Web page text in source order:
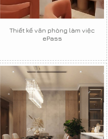
Thiết kế văn phòng làm việc
ePass